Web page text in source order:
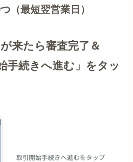
（最短翌営業日）
来たら審査完了＆
手続きへ進む」をタッ